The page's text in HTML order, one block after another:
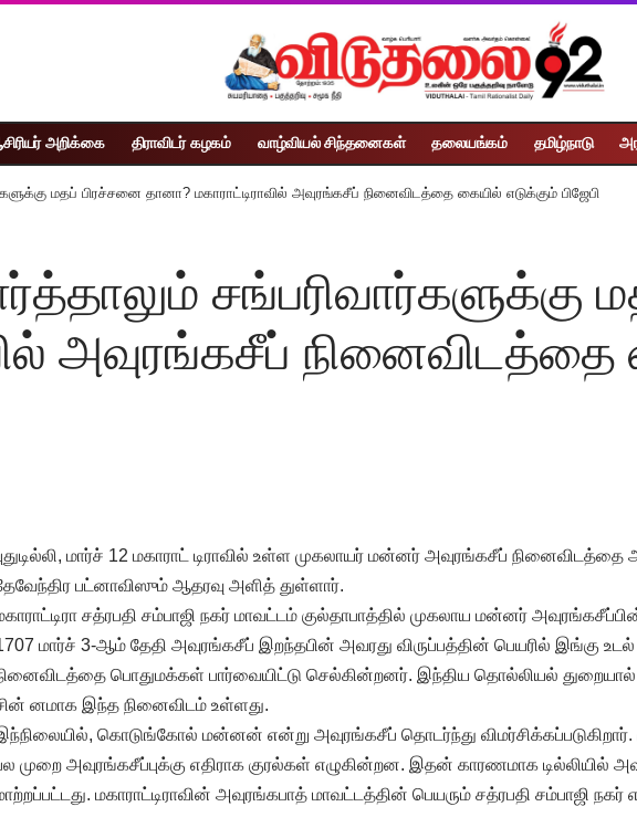
அறிக்கை திராவிடர் கழகம் வாழ்வியல் சிந்தனைகள் தலையங்கம் தமிழ்நாடு
மதப் பிரச்சனை தானா? மகாராட்டிராவில் அவுரங்கசீப் நினைவிடத்தை கையில் எடுக்கும் பிஜேபி
சங்பரிவார்களுக்கு
அவுரங்கசீப் நினைவிடத்தை
மார்ச் 12 மகாராட் டிராவில் உள்ள முகலாயர் மன்னர் அவுரங்கசீப்
பட்னாவிஸும் ஆதரவு அளித் துள்ளார்.
சத்ரபதி சம்பாஜி நகர் மாவட்டம் குல்தாபாத்தில் முகலாய மன்னர்
மார்ச் 3-ஆம் தேதி அவுரங்கசீப் இறந்தபின் அவரது விருப்பத்தின் பெயரில் இங்கு
பொதுமக்கள் பார்வையிட்டு செல்கின்றனர். இந்திய தொல்லியல் துறையால்
னமாக இந்த நினைவிடம் உள்ளது.
கொடுங்கோல் மன்னன் என்று அவுரங்கசீப் தொடர்ந்து விமர்சிக்கப்படுகிறார்.
முறை அவுரங்கசீப்புக்கு எதிராக குரல்கள் எழுகின்றன. இதன் காரணமாக டில்லியில்
மகாராட்டிராவின் அவுரங்கபாத் மாவட்டத்தின் பெயரும் சத்ரபதி சம்பாஜி நகர்